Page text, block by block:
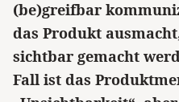
(be)greifbar
das Produkt
sichtbar gemacht
Fall ist das